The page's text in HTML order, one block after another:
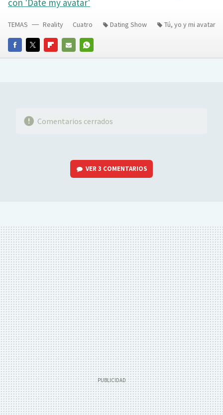
con 'Date my avatar'
FACEBOOKTWITTERFLIPBOARD
E-
WHATSAPP
TEMAS Reality Cuatro Dating Show Tú, yo y mi avatar
Comentarios cerrados
VER3 COMENTARIOS